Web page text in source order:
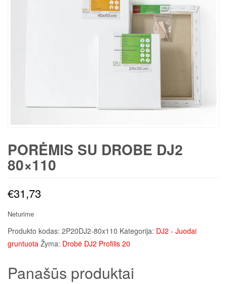
PORĖMIS SU DROBE DJ2
80×110
€31,73
Neturime
Produkto kodas: 2P20DJ2-80x110 Kategorija: DJ2 - Juodai
gruntuota Žyma: Drobė DJ2 Profilis 20
Panašūs produktai